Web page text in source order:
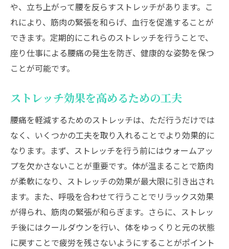
や、立ち上がって腰を反らすストレッチがあります。こ
れにより、筋肉の緊張を和らげ、血行を促進することが
できます。定期的にこれらのストレッチを行うことで、
座り仕事による腰痛の発生を防ぎ、健康的な姿勢を保つ
ことが可能です。
ストレッチ効果を高めるための工夫
腰痛を軽減するためのストレッチは、ただ行うだけでは
なく、いくつかの工夫を取り入れることでより効果的に
なります。まず、ストレッチを行う前にはウォームアッ
プを欠かさないことが重要です。体が温まることで筋肉
が柔軟になり、ストレッチの効果が最大限に引き出され
ます。また、呼吸を合わせて行うことでリラックス効果
が得られ、筋肉の緊張が和らぎます。さらに、ストレッ
チ後にはクールダウンを行い、体をゆっくりと元の状態
に戻すことで疲労を残さないようにすることがポイント